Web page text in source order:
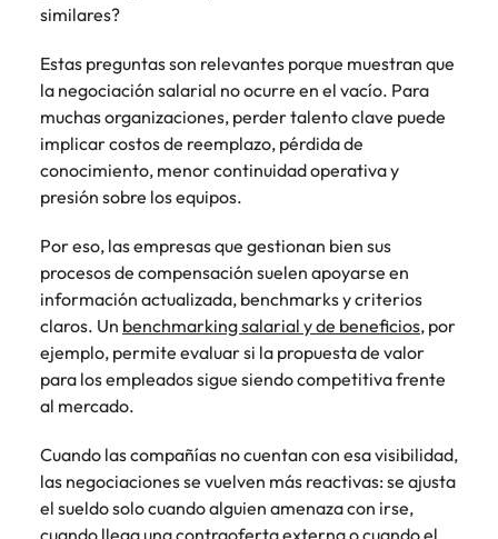
similares?
Estas preguntas son relevantes porque muestran que
la negociación salarial no ocurre en el vacío. Para
muchas organizaciones, perder talento clave puede
implicar costos de reemplazo, pérdida de
conocimiento, menor continuidad operativa y
presión sobre los equipos.
Por eso, las empresas que gestionan bien sus
procesos de compensación suelen apoyarse en
información actualizada, benchmarks y criterios
claros. Un benchmarking salarial y de beneficios, por
ejemplo, permite evaluar si la propuesta de valor
para los empleados sigue siendo competitiva frente
al mercado.
Cuando las compañías no cuentan con esa visibilidad,
las negociaciones se vuelven más reactivas: se ajusta
el sueldo solo cuando alguien amenaza con irse,
cuando llega una contraoferta externa o cuando el